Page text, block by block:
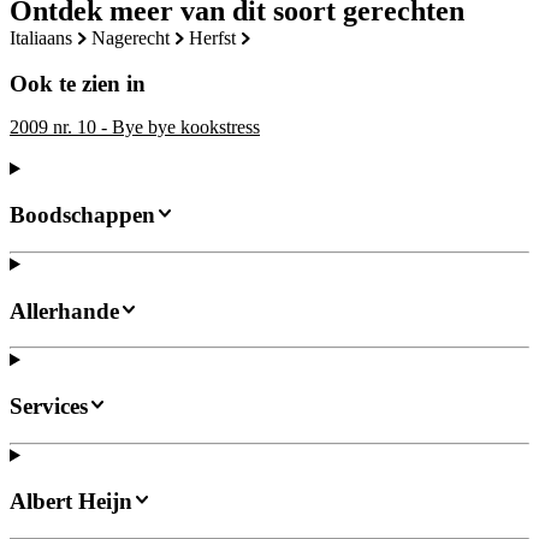
Ontdek meer van dit soort gerechten
italiaans nagerecht herfst
Ook te zien in
2009 nr. 10 - Bye bye kookstress
Boodschappen
Allerhande
Services
Albert Heijn